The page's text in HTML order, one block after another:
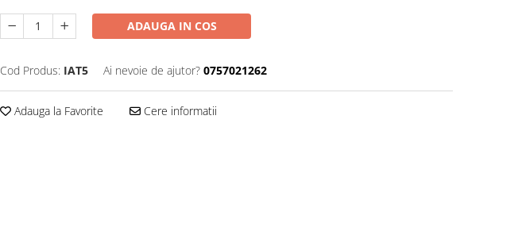
ADAUGA IN COS
Cod Produs: IAT5 Ai nevoie de ajutor? 0757021262
Adauga la Favorite Cere informatii